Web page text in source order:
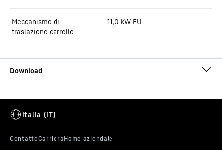
Meccanismo di
traslazione carrello
11,0 kW FU